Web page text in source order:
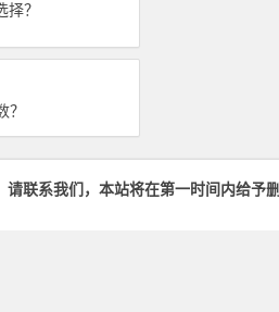
？
？
联系我们，本站将在第一时间内给予删